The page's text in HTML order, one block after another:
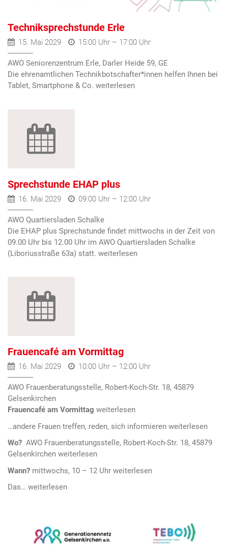
Techniksprechstunde Erle
15. Mai 2029 15:00 Uhr – 17:00 Uhr
AWO Seniorenzentrum Erle, Darler Heide 59, GE
Die ehrenamtlichen Technikbotschafter*innen helfen Ihnen bei
Tablet, Smartphone & Co.
Sprechstunde EHAP plus
16. Mai 2029 09:00 Uhr – 12:00 Uhr
AWO Quartiersladen Schalke
Die EHAP plus Sprechstunde findet mittwochs in der Zeit von
09.00 Uhr bis 12.00 Uhr im AWO Quartiersladen Schalke
(Liboriusstraße 63a) statt.
Frauencafé am Vormittag
16. Mai 2029 10:00 Uhr – 12:00 Uhr
AWO Frauenberatungsstelle, Robert-Koch-Str. 18, 45879
Gelsenkirchen
Frauencafé am Vormittag
…andere Frauen treffen, reden, sich informieren
Wo? AWO Frauenberatungsstelle, Robert-Koch-Str. 18, 45879
Gelsenkirchen
Wann? mittwochs, 10 – 12 Uhr
Das…